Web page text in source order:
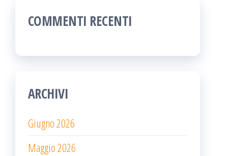
COMMENTI RECENTI
ARCHIVI
Giugno 2026
Maggio 2026